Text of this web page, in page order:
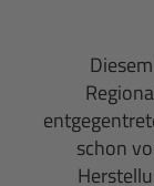
schon